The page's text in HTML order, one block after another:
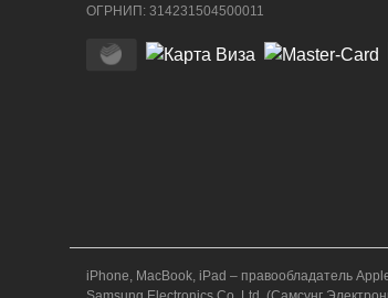
ОГРНИП: 314231504500011
iPhone, MacBook, iPad – правообладатель